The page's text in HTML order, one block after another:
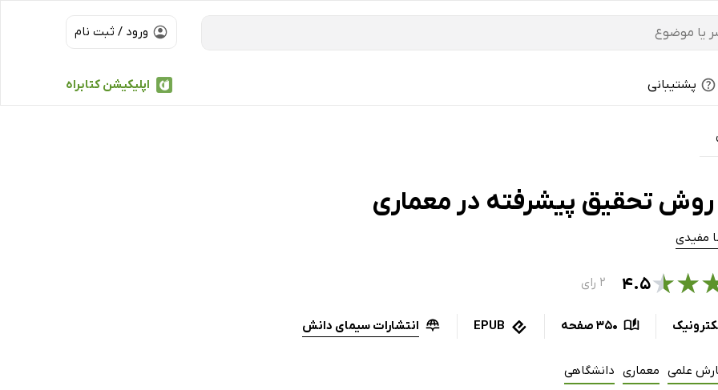
ورود / ثبت نام
اپلیکیشن کتابراه پشتیبانی
تحقیق پیشرفته در معماری
مفیدی
★
★۴.۵ ۲ رای
350 صفحه EPUB انتشارات سیمای دانش
علمی معماری دانشگاهی